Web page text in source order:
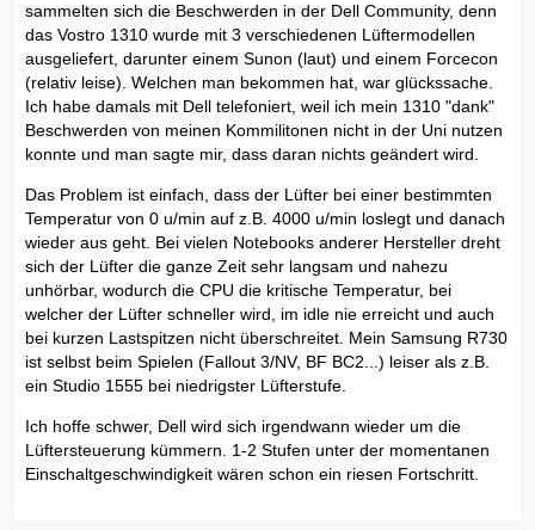
sammelten sich die Beschwerden in der Dell Community, denn
das Vostro 1310 wurde mit 3 verschiedenen Lüftermodellen
ausgeliefert, darunter einem Sunon (laut) und einem Forcecon
(relativ leise). Welchen man bekommen hat, war glückssache.
Ich habe damals mit Dell telefoniert, weil ich mein 1310 "dank"
Beschwerden von meinen Kommilitonen nicht in der Uni nutzen
konnte und man sagte mir, dass daran nichts geändert wird.
Das Problem ist einfach, dass der Lüfter bei einer bestimmten
Temperatur von 0 u/min auf z.B. 4000 u/min loslegt und danach
wieder aus geht. Bei vielen Notebooks anderer Hersteller dreht
sich der Lüfter die ganze Zeit sehr langsam und nahezu
unhörbar, wodurch die CPU die kritische Temperatur, bei
welcher der Lüfter schneller wird, im idle nie erreicht und auch
bei kurzen Lastspitzen nicht überschreitet. Mein Samsung R730
ist selbst beim Spielen (Fallout 3/NV, BF BC2...) leiser als z.B.
ein Studio 1555 bei niedrigster Lüfterstufe.
Ich hoffe schwer, Dell wird sich irgendwann wieder um die
Lüftersteuerung kümmern. 1-2 Stufen unter der momentanen
Einschaltgeschwindigkeit wären schon ein riesen Fortschritt.